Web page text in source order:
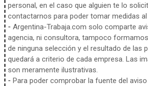
personal, en el caso que alguien te lo
contactarnos para poder tomar medidas
- Argentina-Trabaja.com solo comparte
agencia, ni consultora, tampoco
de ninguna selección y el resultado de las
quedará a criterio de cada empresa. Las
son meramente ilustrativas.
- Para poder comprobar la fuente del